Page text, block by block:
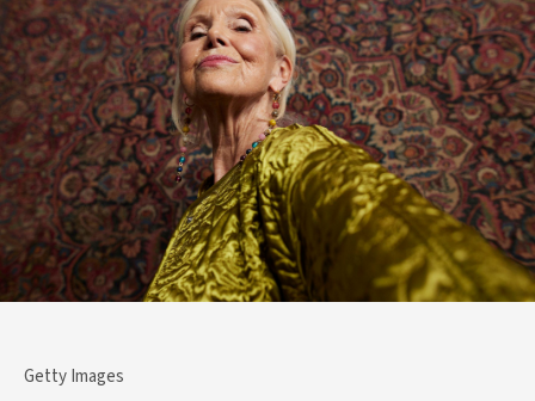
Getty Images